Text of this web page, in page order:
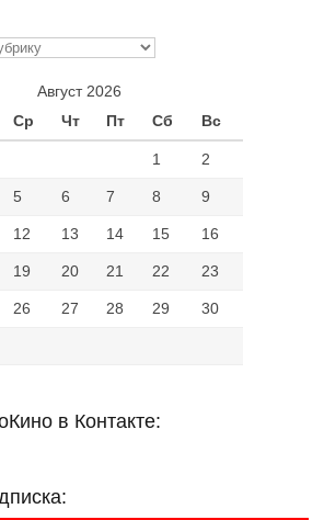
Август 2026
Ср Чт Пт Сб Вс
1 2
5 6 7 8 9
12 13 14 15 16
19 20 21 22 23
26 27 28 29 30
в Контакте: